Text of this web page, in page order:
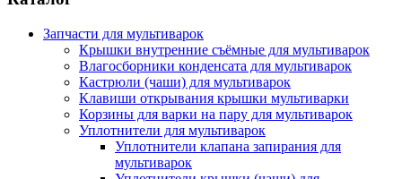
Запчасти для мультиварок
Крышки внутренние съёмные для мультиварок
Влагосборники конденсата для мультиварок
Кастрюли (чаши) для мультиварок
Клавиши открывания крышки мультиварки
Корзины для варки на пару для мультиварок
Уплотнители для мультиварок
Уплотнители клапана запирания для
мультиварок